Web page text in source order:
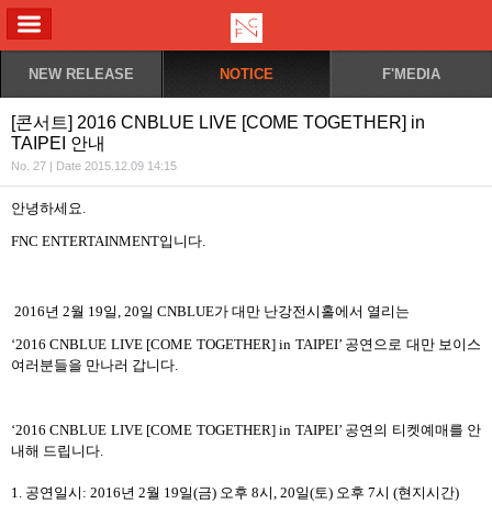
NEW RELEASE NOTICE F'MEDIA
[콘서트] 2016 CNBLUE LIVE [COME TOGETHER] in
TAIPEI 안내
No. 27 | Date 2015.12.09 14:15
안녕하세요.
FNC ENTERTAINMENT입니다
2016년 2월 19일 , 20일 CNBLUE가 대만 난강전시홀에서 열리는
‘2016 CNBLUE LIVE [COME TOGETHER] in TAIPEI’ 공연으로 대만 보이스
여러분들을 만나러 갑니다
‘2016 CNBLUE LIVE [COME TOGETHER] in TAIPEI’ 공연의 티켓예매를 안
내해 드립니다
1. 공연일시 : 2016년 2월 19일(금) 오후 8시 , 20일(토) 오후 7시 (현지시간)